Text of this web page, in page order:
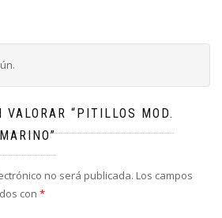
“PITILLOS MOD.
no será publicada. Los campos
con *